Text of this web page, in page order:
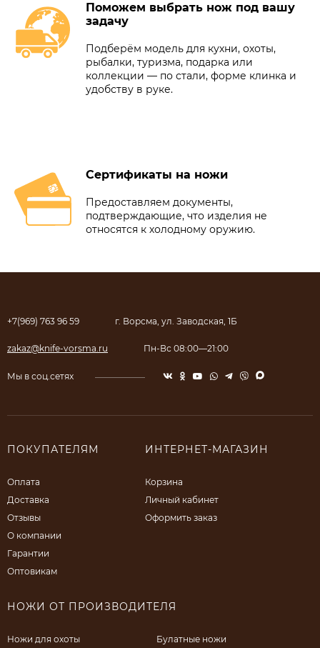
Поможем выбрать нож под вашу
задачу
Подберём модель для кухни, охоты,
рыбалки, туризма, подарка или
коллекции — по стали, форме клинка и
удобству в руке.
Сертификаты на ножи
Предоставляем документы,
подтверждающие, что изделия не
относятся к холодному оружию.
+7(969) 763 96 59 г. Ворсма, ул. Заводская, 1Б
zakaz@knife-vorsma.ru Пн-Вс 08:00—21:00
Мы в соц.сетях
ПОКУПАТЕЛЯМ
Оплата
Доставка
Отзывы
О компании
Гарантии
Оптовикам
ИНТЕРНЕТ-МАГАЗИН
Корзина
Личный кабинет
Оформить заказ
НОЖИ ОТ ПРОИЗВОДИТЕЛЯ
Ножи для охоты
Булатные ножи